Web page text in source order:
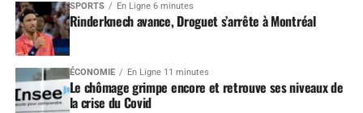
SPORTS En Ligne 6 minutes
Rinderknech avance, Droguet s’arrête à Montréal
ÉCONOMIE En Ligne 11 minutes
Le chômage grimpe encore et retrouve ses niveaux de
la crise du Covid